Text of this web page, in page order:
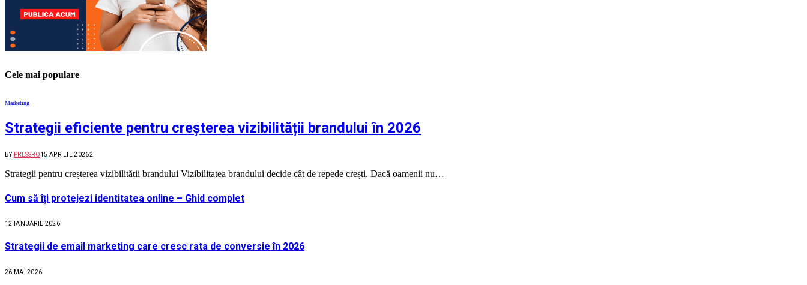
Cele mai populare
Marketing
Strategii eficiente pentru creșterea vizibilității brandului în 2026
BY PRESSRO15 APRILIE 20262
Strategii pentru creșterea vizibilității brandului Vizibilitatea brandului decide cât de repede crești. Dacă oamenii nu…
Cum să îți protejezi identitatea online – Ghid complet
12 IANUARIE 2026
Strategii de email marketing care cresc rata de conversie în 2026
26 MAI 2026